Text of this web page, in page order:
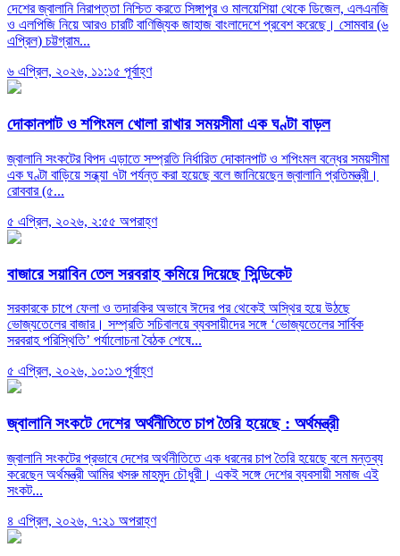
দেশের জ্বালানি নিরাপত্তা নিশ্চিত করতে সিঙ্গাপুর ও মালয়েশিয়া থেকে ডিজেল, এলএনজি
ও এলপিজি নিয়ে আরও চারটি বাণিজ্যিক জাহাজ বাংলাদেশে প্রবেশ করেছে। সোমবার (৬
এপ্রিল) চট্টগ্রাম...
৬ এপ্রিল, ২০২৬, ১১:১৫ পূর্বাহ্ণ
দোকানপাট ও শপিংমল খোলা রাখার সময়সীমা এক ঘণ্টা বাড়ল
জ্বালানি সংকটের বিপদ এড়াতে সম্প্রতি নির্ধারিত দোকানপাট ও শপিংমল বন্ধের সময়সীমা
এক ঘণ্টা বাড়িয়ে সন্ধ্যা ৭টা পর্যন্ত করা হয়েছে বলে জানিয়েছেন জ্বালানি প্রতিমন্ত্রী।
রোববার (৫...
৫ এপ্রিল, ২০২৬, ২:৫৫ অপরাহ্ণ
বাজারে সয়াবিন তেল সরবরাহ কমিয়ে দিয়েছে সিন্ডিকেট
সরকারকে চাপে ফেলা ও তদারকির অভাবে ঈদের পর থেকেই অস্থির হয়ে উঠছে
ভোজ্যতেলের বাজার। সম্প্রতি সচিবালয়ে ব্যবসায়ীদের সঙ্গে ‘ভোজ্যতেলের সার্বিক
সরবরাহ পরিস্থিতি’ পর্যালোচনা বৈঠক শেষে...
৫ এপ্রিল, ২০২৬, ১০:১৩ পূর্বাহ্ণ
জ্বালানি সংকটে দেশের অর্থনীতিতে চাপ তৈরি হয়েছে : অর্থমন্ত্রী
জ্বালানি সংকটের প্রভাবে দেশের অর্থনীতিতে এক ধরনের চাপ তৈরি হয়েছে বলে মন্তব্য
করেছেন অর্থমন্ত্রী আমির খসরু মাহমুদ চৌধুরী। একই সঙ্গে দেশের ব্যবসায়ী সমাজ এই
সংকট...
৪ এপ্রিল, ২০২৬, ৭:২১ অপরাহ্ণ